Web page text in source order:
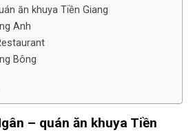
ăn khuya Tiền Giang
Anh
Bông
– quán ăn khuya Tiền